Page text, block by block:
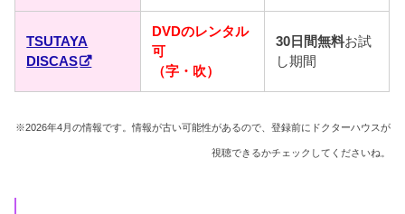
TSUTAYA
DISCAS
DVDのレンタル
可
（字・吹）
30日間無料お試
し期間
※2026年4月の情報です。情報が古い可能性があるので、登録前にドクターハウスが
視聴できるかチェックしてくださいね。